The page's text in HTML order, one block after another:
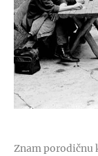
Znam porodičnu